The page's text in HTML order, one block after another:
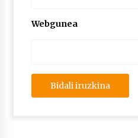
Webgunea